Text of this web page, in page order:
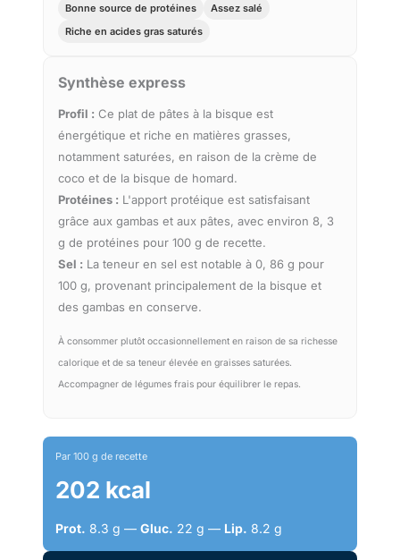
Bonne source de protéines
Assez salé
Riche en acides gras saturés
Synthèse express
Profil : Ce plat de pâtes à la bisque est
énergétique et riche en matières grasses,
notamment saturées, en raison de la crème de
coco et de la bisque de homard.
Protéines : L'apport protéique est satisfaisant
grâce aux gambas et aux pâtes, avec environ 8, 3
g de protéines pour 100 g de recette.
Sel : La teneur en sel est notable à 0, 86 g pour
100 g, provenant principalement de la bisque et
des gambas en conserve.
À consommer plutôt occasionnellement en raison de sa richesse
calorique et de sa teneur élevée en graisses saturées.
Accompagner de légumes frais pour équilibrer le repas.
Par 100 g de recette
202 kcal
Prot. 8.3 g — Gluc. 22 g — Lip. 8.2 g